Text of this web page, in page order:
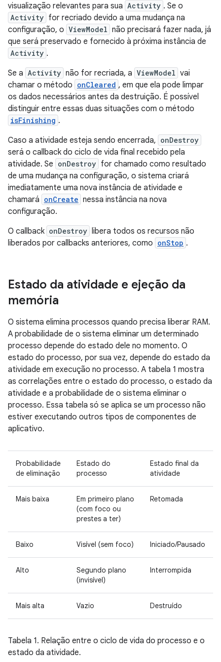
visualização relevantes para sua Activity . Se o
Activity for recriado devido a uma mudança na
configuração, o ViewModel não precisará fazer nada, já
que será preservado e fornecido à próxima instância de
Activity .
Se a Activity não for recriada, a ViewModel vai
chamar o método onCleared , em que ela pode limpar
os dados necessários antes da destruição. É possível
distinguir entre essas duas situações com o método
isFinishing .
Caso a atividade esteja sendo encerrada, onDestroy
será o callback do ciclo de vida final recebido pela
atividade. Se onDestroy for chamado como resultado
de uma mudança na configuração, o sistema criará
imediatamente uma nova instância de atividade e
chamará onCreate nessa instância na nova
configuração.
O callback onDestroy
libera todos os recursos não
liberados por callbacks anteriores, como onStop .
Estado da atividade e ejeção da
memória
O sistema elimina processos quando precisa liberar RAM.
A probabilidade de o sistema eliminar um determinado
processo depende do estado dele no momento. O
estado do processo, por sua vez, depende do estado da
atividade em execução no processo. A tabela 1 mostra
as correlações entre o estado do processo, o estado da
atividade e a probabilidade de o sistema eliminar o
processo. Essa tabela só se aplica se um processo não
estiver executando outros tipos de componentes de
aplicativo.
Probabilidade
de eliminação
Estado do
processo
Estado final da
atividade
Mais baixa
Em primeiro plano
(com foco ou
prestes a ter)
Retomada
Baixo Visível (sem foco) Iniciado/Pausado
Alto
Segundo plano
(invisível)
Interrompida
Mais alta Vazio Destruído
Tabela 1. Relação entre o ciclo de vida do processo e o
estado da atividade.